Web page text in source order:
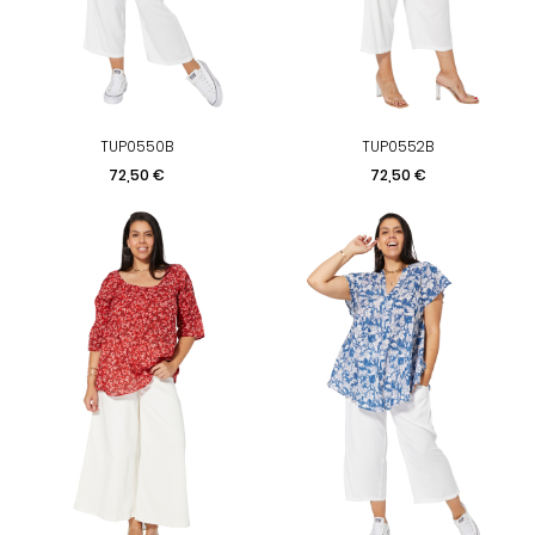
TUP0550B
Preis
72,50 €
TUP0552B
Preis
72,50 €